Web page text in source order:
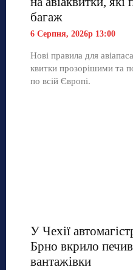
багаж
6 Серпня, 2026р 13:00
Нові правила для
квитки прозорішими та
по всій Європі.
У Чехії
Брно вкрило
вантажівки